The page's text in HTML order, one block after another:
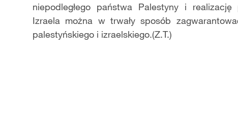
niepodległego państwa Palestyny i
Izraela można w trwały sposób
palestyńskiego i izraelskiego.(Z.T.)